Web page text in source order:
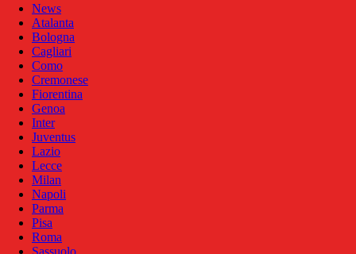
News
Atalanta
Bologna
Cagliari
Como
Cremonese
Fiorentina
Genoa
Inter
Juventus
Lazio
Lecce
Milan
Napoli
Parma
Pisa
Roma
Sassuolo